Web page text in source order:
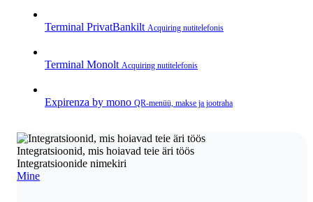
Terminal PrivatBankilt Acquiring nutitelefonis
Terminal Monolt Acquiring nutitelefonis
Expirenza by mono QR‑menüü, makse ja jootraha
Integratsioonid, mis hoiavad teie äri töös
Integratsioonide nimekiri
Mine